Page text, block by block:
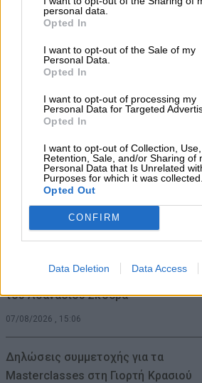
personal data.
Opted In
I want to opt-out of the Sale of my
Personal Data.
Opted In
I want to opt-out of processing my
Personal Data for Targeted
Opted In
I want to opt-out of Collection, Use,
Retention, Sale, and/or Sharing of
Personal Data that Is Unrelated
Purposes for which it was collected.
Opted Out
CONFIRM
Data Deletion Data Access
σχολείο – Σκότωσε 5
τους παππούδες του
07/08/2026 , 20:35
Εορτασμός της Μεταμόρφωσης στο
«χωριό των Λαρισαίων» στην
07/08/2026 , 20:17
Θύματα φάρσας εκπαιδευτικός και
καταστηματάρχες στον Αμπελώνα
Αύριο Σάββατο στη Γιάννουλη η
του Αθανασίου Σκόδρα
07/08/2026 , 15:06
Δηλώσεις συμμετοχής για τα
Masterclasses στη Γιορτή Κρασιού